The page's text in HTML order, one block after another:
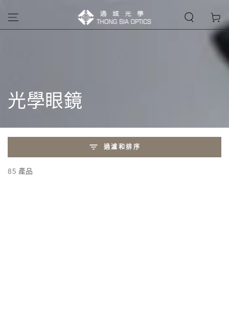
物
車
收
藏:
光學眼鏡
過濾和排序
85 產品